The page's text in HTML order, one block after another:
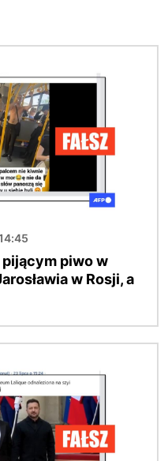
piwo w
w Rosji, a